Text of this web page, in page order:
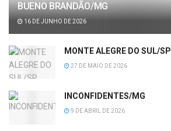
BUENO BRANDÃO/MG
16 DE JUNHO DE 2026
MONTE ALEGRE DO SUL/SP
27 DE MAIO DE 2026
INCONFIDENTES/MG
9 DE ABRIL DE 2026